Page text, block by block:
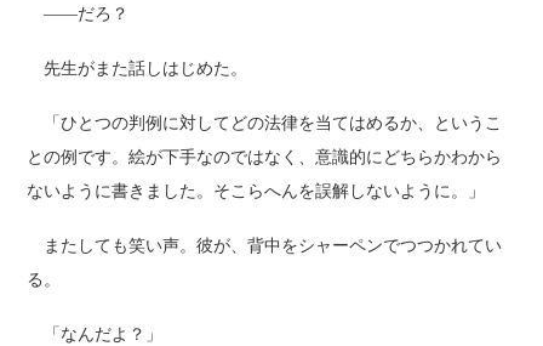
――だろ？
先生がまた話しはじめた。
「ひとつの判例に対してどの法律を当てはめるか、というこ
との例です。絵が下手なのではなく、意識的にどちらかわから
ないように書きました。そこらへんを誤解しないように。」
またしても笑い声。彼が、背中をシャーペンでつつかれてい
る。
「なんだよ？」